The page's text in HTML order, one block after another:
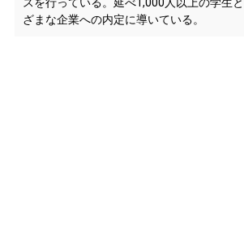
ざまな企業への内定に導いている。